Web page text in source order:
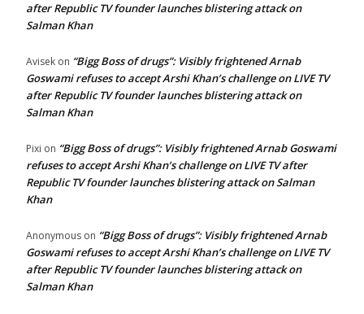
after Republic TV founder launches blistering attack on
Salman Khan
Avisek on “Bigg Boss of drugs”: Visibly frightened Arnab
Goswami refuses to accept Arshi Khan’s challenge on LIVE TV
after Republic TV founder launches blistering attack on
Salman Khan
Pixi on “Bigg Boss of drugs”: Visibly frightened Arnab Goswami
refuses to accept Arshi Khan’s challenge on LIVE TV after
Republic TV founder launches blistering attack on Salman
Khan
Anonymous on “Bigg Boss of drugs”: Visibly frightened Arnab
Goswami refuses to accept Arshi Khan’s challenge on LIVE TV
after Republic TV founder launches blistering attack on
Salman Khan